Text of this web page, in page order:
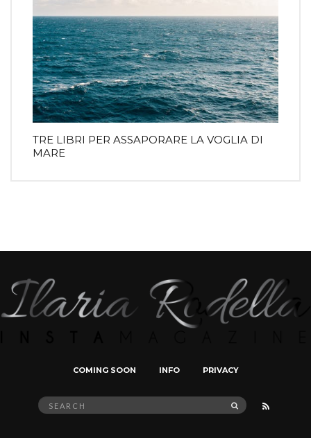
TRE LIBRI PER ASSAPORARE LA VOGLIA DI
MARE
COMING SOON INFO PRIVACY
Search
for:
SEARCH